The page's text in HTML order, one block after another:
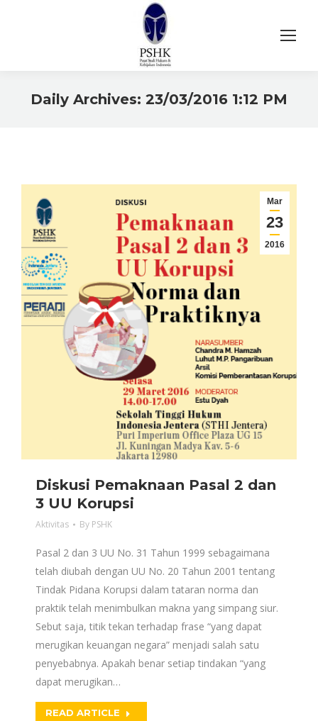
Daily Archives: 23/03/2016 1:12 PM
Mar
23
2016
Diskusi Pemaknaan Pasal 2 dan
3 UU Korupsi
Aktivitas By PSHK
Pasal 2 dan 3 UU No. 31 Tahun 1999 sebagaimana
telah diubah dengan UU No. 20 Tahun 2001 tentang
Tindak Pidana Korupsi dalam tataran norma dan
praktik telah menimbulkan makna yang simpang siur.
Sebut saja, titik tekan terhadap frase “yang dapat
merugikan keuangan negara” menjadi salah satu
penyebabnya. Apakah benar setiap tindakan “yang
dapat merugikan…
READ ARTICLE